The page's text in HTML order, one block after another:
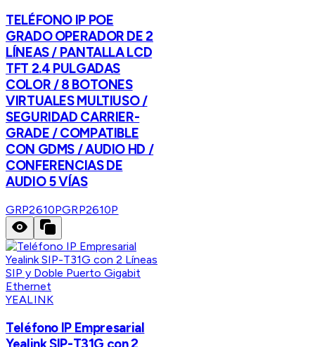
TELÉFONO IP POE
GRADO OPERADOR DE 2
LÍNEAS / PANTALLA LCD
TFT 2.4 PULGADAS
COLOR / 8 BOTONES
VIRTUALES MULTIUSO /
SEGURIDAD CARRIER-
GRADE / COMPATIBLE
CON GDMS / AUDIO HD /
CONFERENCIAS DE
AUDIO 5 VÍAS
GRP2610PGRP2610P
YEALINK
Teléfono IP Empresarial
Yealink SIP-T31G con 2